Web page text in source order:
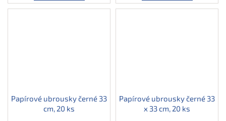
Papírové ubrousky černé 33
cm, 20 ks
Papírové ubrousky černé 33
x 33 cm, 20 ks